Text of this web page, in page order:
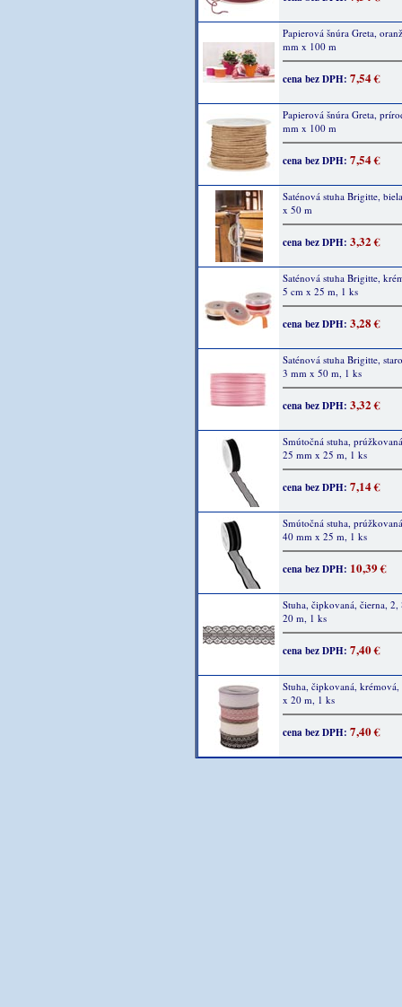
Papierová šnúra Greta,
mm x 100 m
cena bez DPH: 7,54 €
Papierová šnúra Greta,
mm x 100 m
cena bez DPH: 7,54 €
Saténová stuha Brigitte,
x 50 m
cena bez DPH: 3,32 €
Saténová stuha Brigitte,
5 cm x 25 m, 1 ks
cena bez DPH: 3,28 €
Saténová stuha Brigitte,
3 mm x 50 m, 1 ks
cena bez DPH: 3,32 €
Smútočná stuha,
25 mm x 25 m, 1 ks
cena bez DPH: 7,14 €
Smútočná stuha,
40 mm x 25 m, 1 ks
cena bez DPH: 10,39 €
Stuha, čipkovaná, čierna, 2,
20 m, 1 ks
cena bez DPH: 7,40 €
Stuha, čipkovaná,
x 20 m, 1 ks
cena bez DPH: 7,40 €